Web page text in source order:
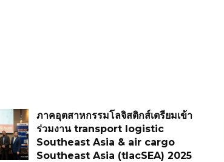
ภาคอุตสาหกรรมโลจิสติกส์เตรียมเข้า
ร่วมงาน transport logistic
Southeast Asia & air cargo
Southeast Asia (tlacSEA) 2025